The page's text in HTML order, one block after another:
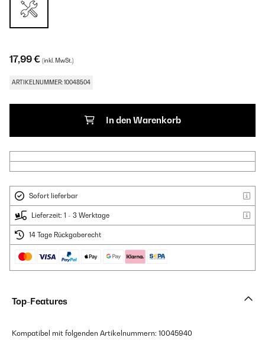
17,99 € (inkl. MwSt.)
ARTIKELNUMMER: 10048504
In den Warenkorb
Sofort lieferbar
Lieferzeit: 1 - 3 Werktage
14 Tage Rückgaberecht
Top-Features
Kompatibel mit folgenden Artikelnummern: 10045940